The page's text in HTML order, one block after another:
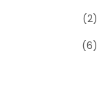
(2)
(6)